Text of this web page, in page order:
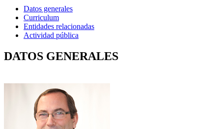
Datos generales
Curriculum
Entidades relacionadas
Actividad pública
DATOS GENERALES